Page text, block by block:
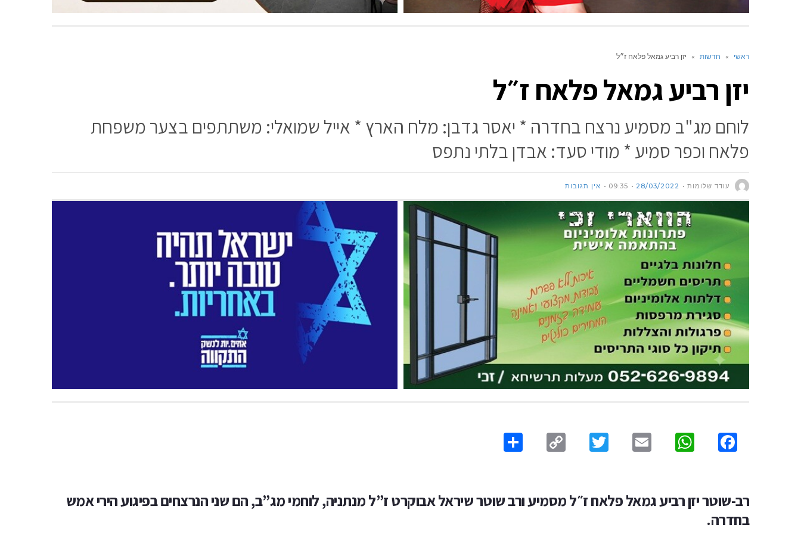
ראשי » חדשות » יזן רביע גמאל פלאח ז״ל
יזן רביע גמאל פלאח ז״ל
לוחם מג"ב מסמיע נרצח בחדרה * יאסר גדבן: מלח הארץ * אייל שמואלי: משתתפים בצער משפחת
פלאח וכפר סמיע * מודי סעד: אבדן בלתי נתפס
עודד שלומות 28/03/2022
09:35 אין תגובות
Facebook
WhatsApp
Email
Twitter
Copy
רב-שוטר יזן רביע גמאל פלאח ז״ל מסמיע ורב שוטר שיראל אבוקרט ז”ל מנתניה, לוחמי מג”ב, הם שני הנרצחים בפיגוע הירי אמש
בחדרה.